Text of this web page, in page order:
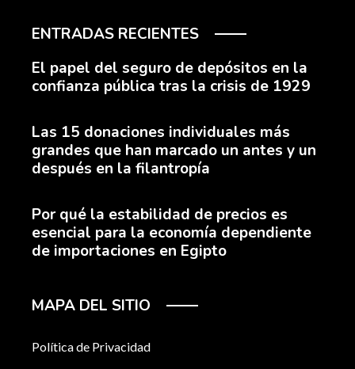
ENTRADAS RECIENTES
El papel del seguro de depósitos en la
confianza pública tras la crisis de 1929
Las 15 donaciones individuales más
grandes que han marcado un antes y un
después en la filantropía
Por qué la estabilidad de precios es
esencial para la economía dependiente
de importaciones en Egipto
MAPA DEL SITIO
Política de Privacidad